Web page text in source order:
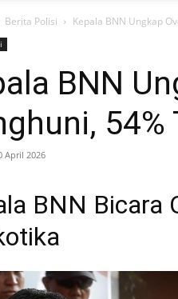
Berita Polisi Kepala BNN Ungkap
BNN
April 2026
BNN Bicara